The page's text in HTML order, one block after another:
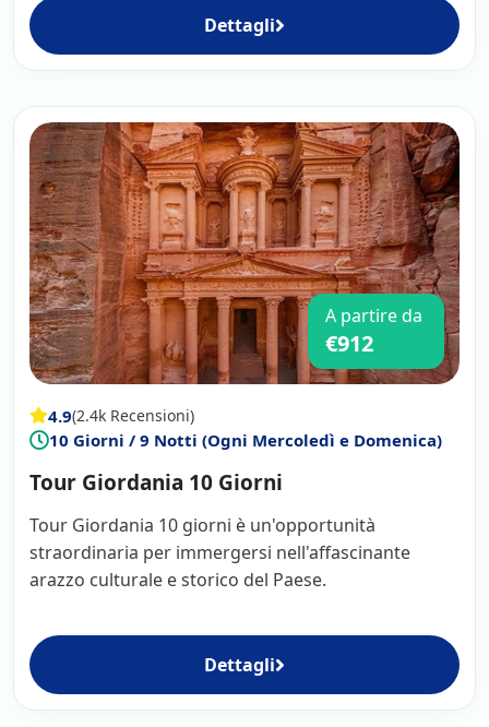
Dettagli
A partire da
€912
4.9(2.4k Recensioni)
10 Giorni / 9 Notti (Ogni Mercoledì e Domenica)
Tour Giordania 10 Giorni
Tour Giordania 10 giorni è un'opportunità
straordinaria per immergersi nell'affascinante
arazzo culturale e storico del Paese.
Dettagli